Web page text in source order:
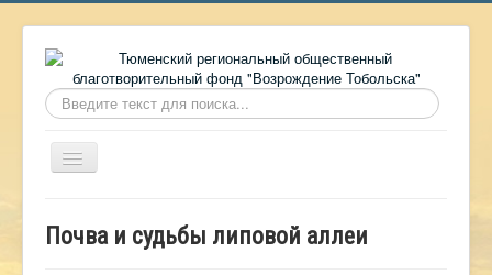
Искать...
Включить/
выключить
О фонде
Почва и судьбы липовой аллеи